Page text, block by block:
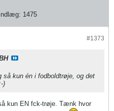
Indlæg: 1475
#1373
så kun én i fodboldtrøje, og det
)
kun EN fck-trøje. Tænk hvor